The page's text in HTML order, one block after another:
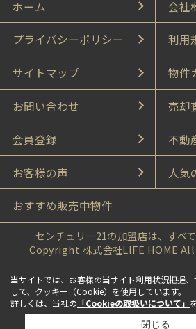
ホーム 会社
プライバシーポリシー 利用
サイトマップ 物件
お問い合わせ 売却
会員登録 不動
お客様の声 人気
おすすめ販売中物件
センチュリー21の加盟店は、すべ
Copyright 株式会社LIFE HOME
当サイトでは、お客様の当サイト利用状況把握
して、クッキー（Cookie）を使用しています。
詳しくは、当社の 「Cookieの取扱いについて」
閉じる